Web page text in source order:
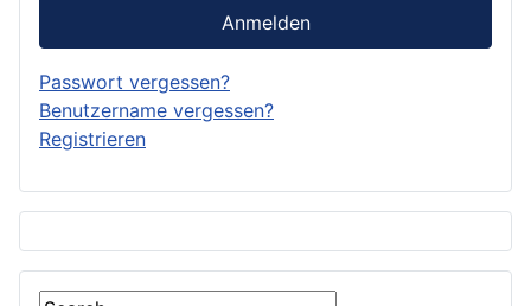
Anmelden
Passwort vergessen?
Benutzername vergessen?
Registrieren